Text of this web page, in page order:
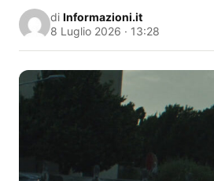
di Informazioni.it
8 Luglio 2026 · 13:28